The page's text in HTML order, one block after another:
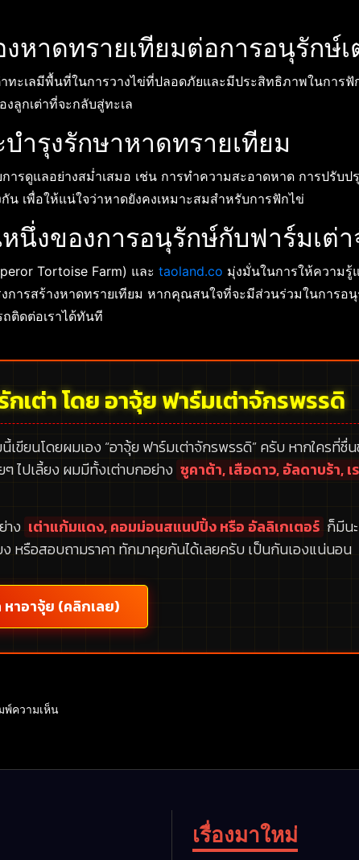
หาดทรายเทียมต่อการอนุรักษ์เ
ทะเลมีพื้นที่ในการวางไข่ที่ปลอดภัยและมีประสิทธิภาพในการฟั
ลูกเต่าที่จะกลับสู่ทะเล
ำรุงรักษาหาดทรายเทียม
ารดูแลอย่างสม่ำเสมอ เช่น การทำความสะอาดหาด การปรับป
น เพื่อให้แน่ใจว่าหาดยังคงเหมาะสมสำหรับการฟักไข่
นึ่งของการอนุรักษ์กับฟาร์มเต่
Tortoise Farm) และ taoland.co มุ่งมั่นในการให้ความรู้
งการสร้างหาดทรายเทียม หากคุณสนใจที่จะมีส่วนร่วมในการ
ถติดต่อเราได้ทันที
กเต่า โดย อาจุ้ย ฟาร์มเต่าจักรพรรดิ
เขียนโดยผมเอง “อาจุ้ย ฟาร์มเต่าจักรพรรดิ”ครับ หากใครที่ชื่
ไปเลี้ยง ผมมีทั้งเต่าบกอย่าง ซูคาต้า, เสือดาว, อัลดาบร้า,
าง เต่าแก้มแดง, คอมม่อนสแนปปิ้ง หรือ อัลลิเกเตอร์ ก็มีน
ง หรือสอบถามราคา ทักมาคุยกันได้เลยครับ เป็นกันเองแน่นอน
าอาจุ้ย (คลิกเลย)
พ์ความเห็น
เรื่องมาใหม่